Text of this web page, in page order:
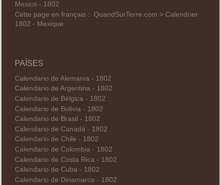
Mexico - 1802
Cette page en français : QuandSurTerre.com > Calendrier
1802 - Mexique
PAÍSES
Calendario de Alemania - 1802
Calendario de Argentina - 1802
Calendario de Bélgica - 1802
Calendario de Bolivia - 1802
Calendario de Brasil - 1802
Calendario de Canadá - 1802
Calendario de Chile - 1802
Calendario de Colombia - 1802
Calendario de Costa Rica - 1802
Calendario de Cuba - 1802
Calendario de Dinamarca - 1802